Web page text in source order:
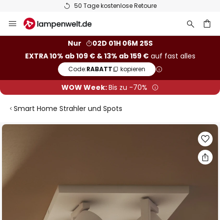
50 Tage kostenlose Retoure
Inhalt
Nur
02D 01H 06M 24S
EXTRA 10% ab 109 € & 13% ab 159 €auf fast alles
Code:RABATT kopieren
WOW Week:Bis zu -70%
Smart Home Strahler und Spots
Zum
springen